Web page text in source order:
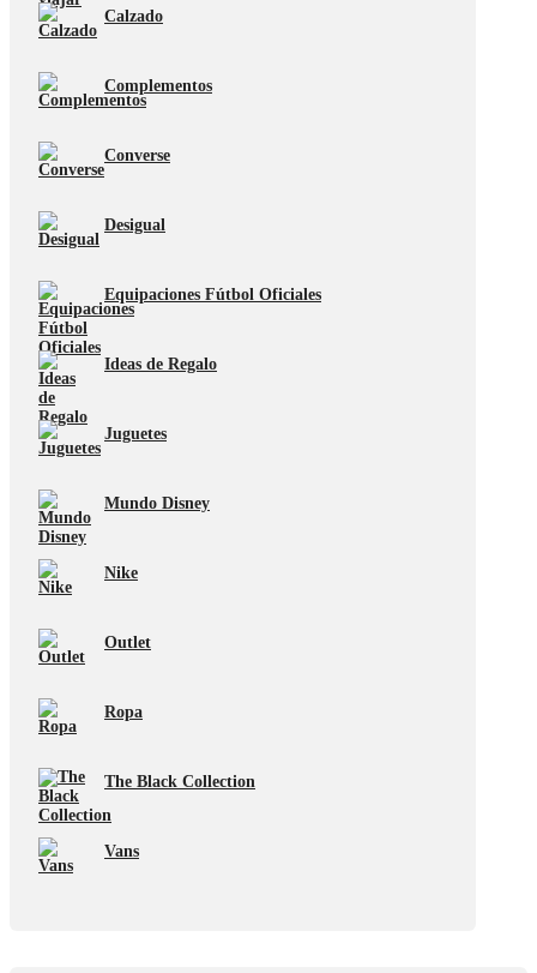
Calzado
Complementos
Converse
Desigual
Equipaciones Fútbol Oficiales
Ideas de Regalo
Juguetes
Mundo Disney
Nike
Outlet
Ropa
The Black Collection
Vans